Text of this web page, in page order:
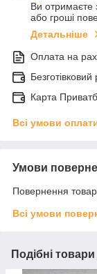
Ви отримаєте
або гроші
Детальніше
Оплата на
Карта
Всі умови
Умови
Повернення
Всі умови
Подібні товари